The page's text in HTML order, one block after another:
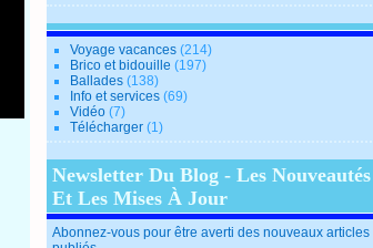
Voyage vacances (214)
Brico et bidouille (197)
Ballades (138)
Info et services (69)
Vidéo (7)
Télécharger (1)
Newsletter Du Blog - Les Nouveautés
Et Les Mises À Jour
Abonnez-vous pour être averti des nouveaux articles